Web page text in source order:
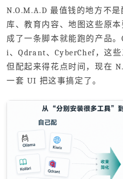
N.O.M.A.D 最值钱的地方不
库、教育内容、地图这些原
成了一条脚本就能跑的产品
i、Qdrant、CyberChef，这些
但配起来得花点时间，现在
一套 UI 把这事搞定了。